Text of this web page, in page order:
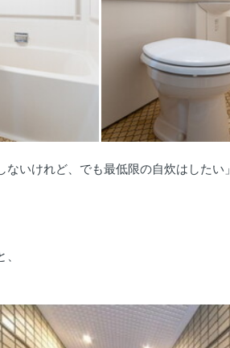
いけれど、でも最低限の自炊はしたい」